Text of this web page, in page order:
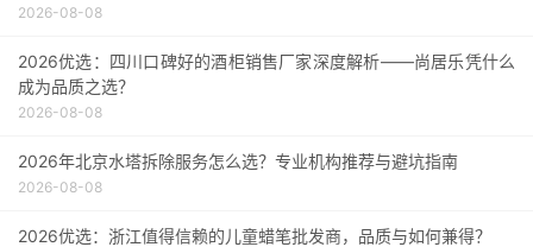
2026-08-08
2026优选：四川口碑好的酒柜销售厂家深度解析——尚居乐凭什么
成为品质之选？
2026-08-08
2026年北京水塔拆除服务怎么选？专业机构推荐与避坑指南
2026-08-08
2026优选：浙江值得信赖的儿童蜡笔批发商，品质与如何兼得？